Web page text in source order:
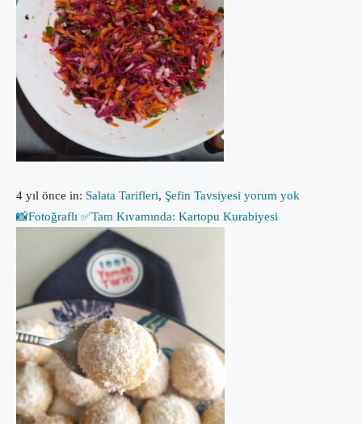
4 yıl önce in: Salata Tarifleri, Şefin Tavsiyesi yorum yok
📸Fotoğraflı ✅Tam Kıvamında: Kartopu Kurabiyesi